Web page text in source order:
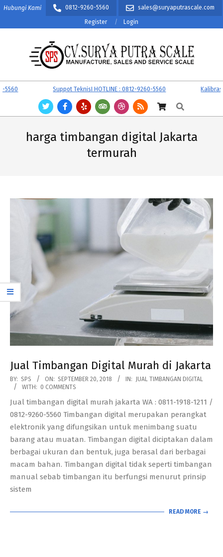
Skip
content
Hubungi Kami 0812-9260-5560 sales@suryaputrascale.com
Register Login
CV.
SURYA
PUTRA
SCALE
Primary
Suppot TeknisI HOTLINE : 0812-9260-5560
Kalibrasi
Search
harga timbangan digital Jakarta
termurah
Jual Timbangan Digital Murah di Jakarta
2018-
09-
20
BY: SPS ON: SEPTEMBER 20, 2018 IN: JUAL TIMBANGAN DIGITAL
WITH: 0 COMMENTS
Jual timbangan digital murah jakarta WA : 0811-1918-1211 /
0812-9260-5560 Timbangan digital merupakan perangkat
elektronik yang difungsikan untuk menimbang suatu
barang atau muatan. Timbangan digital diciptakan dalam
berbagai ukuran dan bentuk, juga berasal dari berbagai
macam bahan. Timbangan digital tidak seperti timbangan
manual sebab timbangan itu berfungsi menurut prinsip
sistem
READ MORE →